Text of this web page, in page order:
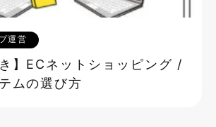
運営
】ECネットショッピング /
ムの選び方